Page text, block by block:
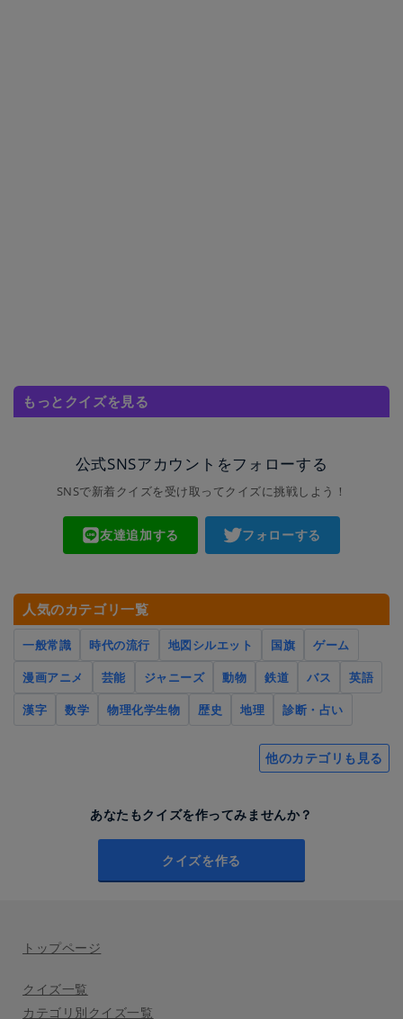
もっとクイズを見る
公式SNSアカウントをフォローする
SNSで新着クイズを受け取ってクイズに挑戦しよう！
友達追加する フォローする
人気のカテゴリ一覧
一般常識 時代の流行 地図シルエット 国旗
ゲーム
漫画アニメ
芸能 ジャニーズ 動物 鉄道 バス
英語
漢字
数学 物理化学生物 歴史 地理 診断・占い
他のカテゴリも見る
あなたもクイズを作ってみませんか？
クイズを作る
トップページ
クイズ一覧
カテゴリ別クイズ一覧